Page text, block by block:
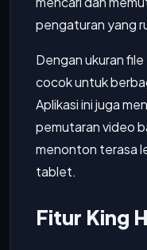
pengaturan yang
Dengan ukuran
cocok untuk
Aplikasi ini juga
pemutaran video
menonton terasa
tablet.
Fitur King